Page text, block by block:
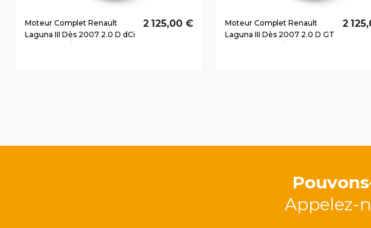
Moteur Complet Renault
Laguna III Dès 2007 2.0 D dCi
2 125,00 €
Moteur Complet Renault
Laguna III Dès 2007 2.0 D GT
2
Appelez-